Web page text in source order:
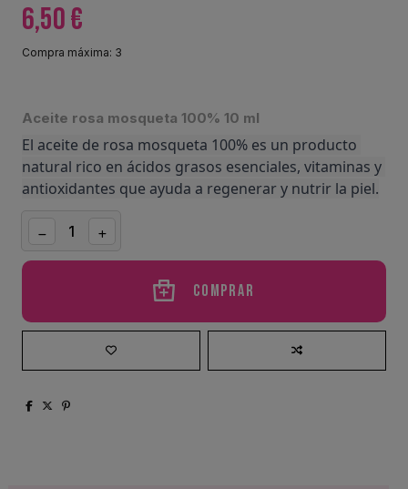
6,50 €
Compra máxima: 3
Aceite rosa mosqueta 100% 10 ml
El aceite de rosa mosqueta 100% es un producto
natural rico en ácidos grasos esenciales, vitaminas y
antioxidantes que ayuda a regenerar y nutrir la piel.
Comprar